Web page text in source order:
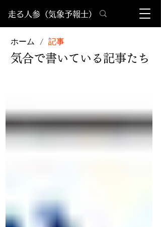
​走る人参（気象予報士）
ホーム / 記事
​気合で書いている記事たち